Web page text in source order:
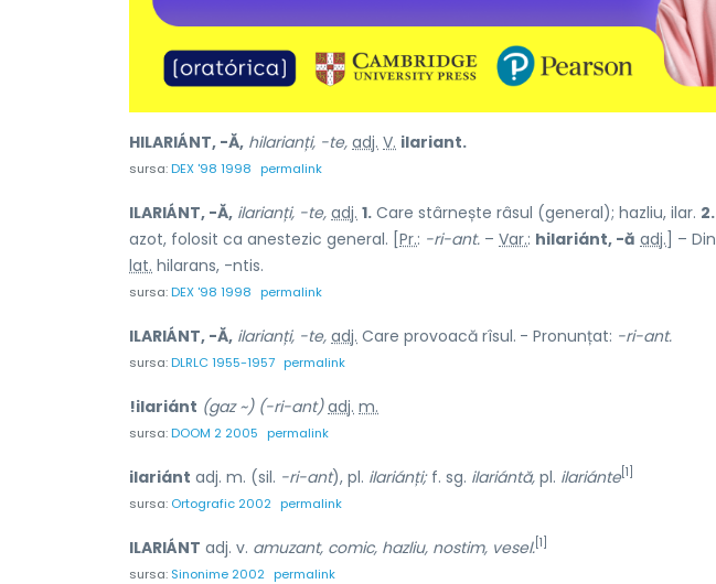
HILARIÁNT, -Ă, hilarianți, -te, adj. V. ilariant.
sursa:DEX '98 1998 permalink
ILARIÁNT, -Ă, ilarianți, -te, adj. 1. Care stârnește râsul (general); hazliu, ilar. 2.
azot, folosit ca anestezic general. [Pr.: -ri-ant. – Var.: hilariánt, -ă adj.] – Din
lat. hilarans, -ntis.
sursa:DEX '98 1998 permalink
ILARIÁNT, -Ă, ilarianți, -te, adj. Care provoacă rîsul. - Pronunțat: -ri-ant.
sursa:DLRLC 1955-1957 permalink
!ilariánt (gaz ~) (-ri-ant) adj. m.
sursa:DOOM 2 2005 permalink
ilariánt adj. m. (sil. -ri-ant), pl. ilariánți;f. sg. ilariántă, pl. ilariánte[1]
sursa: Ortografic 2002 permalink
ILARIÁNT adj. v. amuzant, comic, hazliu, nostim, vesel. [1]
sursa: Sinonime 2002 permalink